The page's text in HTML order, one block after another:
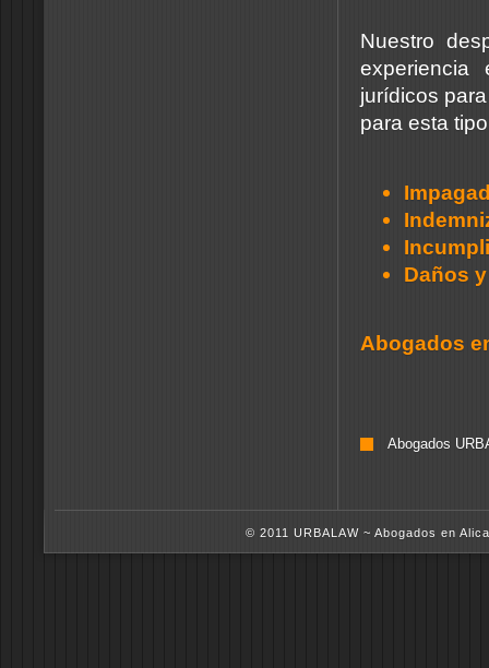
Nuestro
jurídicos
para esta
Daños
Abogados
Abogados
© 2011 URBALAW ~ Abogados en